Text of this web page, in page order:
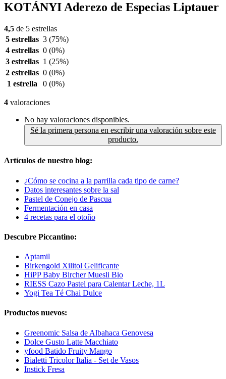
KOTÁNYI Aderezo de Especias Liptauer
4,5 de 5 estrellas
5 estrellas 3 (75%)
4 estrellas 0 (0%)
3 estrellas 1 (25%)
2 estrellas 0 (0%)
1 estrella
0 (0%)
4 valoraciones
No hay valoraciones disponibles.
Sé la primera persona en escribir una valoración sobre este
producto.
Artículos de nuestro blog:
¿Cómo se cocina a la parrilla cada tipo de carne?
Datos interesantes sobre la sal
Pastel de Conejo de Pascua
Fermentación en casa
4 recetas para el otoño
Descubre Piccantino:
Aptamil
Birkengold Xilitol Gelificante
HiPP Baby Bircher Muesli Bio
RIESS Cazo Pastel para Calentar Leche, 1L
Yogi Tea Té Chai Dulce
Productos nuevos:
Greenomic Salsa de Albahaca Genovesa
Dolce Gusto Latte Macchiato
yfood Batido Fruity Mango
Bialetti Tricolor Italia - Set de Vasos
Instick Fresa